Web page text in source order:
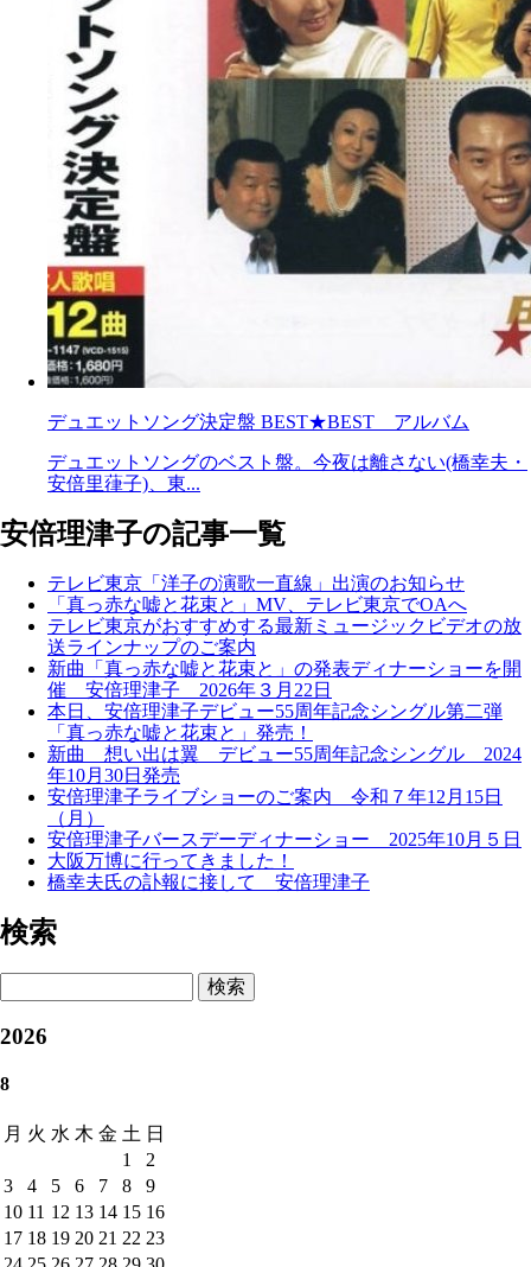
デュエットソング決定盤 BEST★BEST アルバム
デュエットソングのベスト盤。今夜は離さない(橋幸夫・
安倍里葎子)、東...
安倍理津子の記事一覧
テレビ東京「洋子の演歌一直線」出演のお知らせ
「真っ赤な嘘と花束と」MV、テレビ東京でOAへ
テレビ東京がおすすめする最新ミュージックビデオの放
送ラインナップのご案内
新曲「真っ赤な嘘と花束と」の発表ディナーショーを開
催 安倍理津子 2026年３月22日
本日、安倍理津子デビュー55周年記念シングル第二弾
「真っ赤な嘘と花束と」発売！
新曲 想い出は翼 デビュー55周年記念シングル 2024
年10月30日発売
安倍理津子ライブショーのご案内 令和７年12月15日
（月）
安倍理津子バースデーディナーショー 2025年10月５日
大阪万博に行ってきました！
橋幸夫氏の訃報に接して 安倍理津子
検索
検索
2026
8
月 火 水 木 金 土 日
1
2
3
4 5 6 7 8
9
10 11 12 13 14 15 16
17 18 19 20 21 22 23